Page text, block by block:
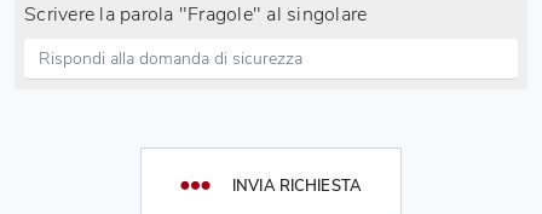
Scrivere la parola "Fragole" al singolare
INVIA RICHIESTA